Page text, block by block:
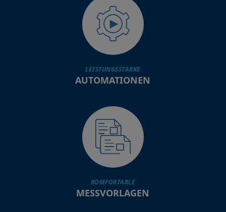
LEISTUNGSSTARKE
AUTOMATIONEN
KOMFORTABLE
MESSVORLAGEN